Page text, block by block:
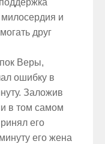
милосердия и
друг
Веры,
ошибку в
Заложив
в том самом
его
его жена